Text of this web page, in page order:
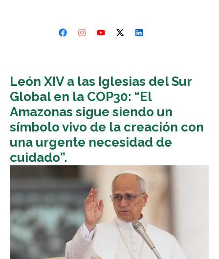
León XIV a las Iglesias del Sur
Global en la COP30: “El
Amazonas sigue siendo un
símbolo vivo de la creación con
una urgente necesidad de
cuidado”.